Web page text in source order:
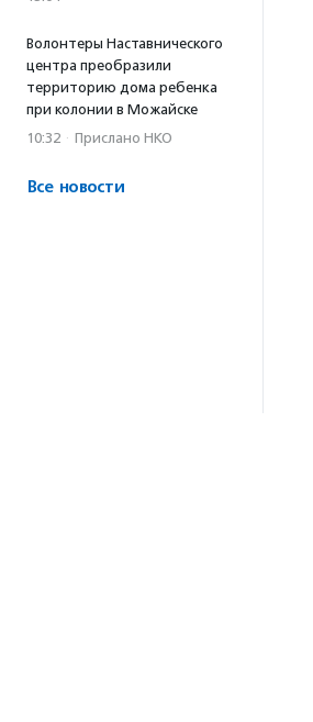
Волонтеры Наставнического
центра преобразили
территорию дома ребенка
при колонии в Можайске
10:32 · Прислано НКО
Все новости